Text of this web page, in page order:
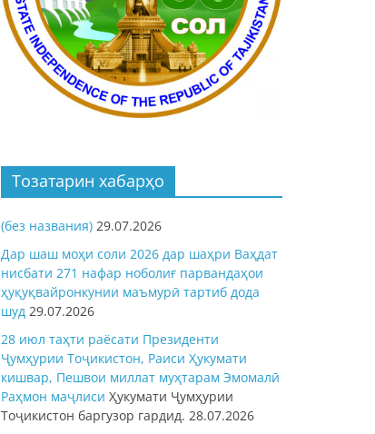
Тозатарин хабарҳо
(без названия) 29.07.2026
Дар шаш моҳи соли 2026 дар шаҳри Ваҳдат
нисбати 271 нафар ноболиғ парвандаҳои
ҳуқуқвайронкунии маъмурӣ тартиб дода
шуд 29.07.2026
28 июл таҳти раёсати Президенти
Ҷумҳурии Тоҷикистон, Раиси Ҳукумати
кишвар, Пешвои миллат муҳтарам Эмомалӣ
Раҳмон маҷлиси Ҳукумати Ҷумҳурии
Тоҷикистон баргузор гардид. 28.07.2026